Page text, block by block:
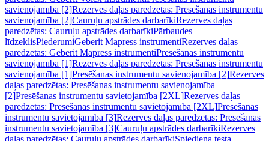
savienojamība [2]Rezerves daļas paredzētas: Presēšanas instrumentu
savienojamība [2]Cauruļu apstrādes darbarīkiRezerves daļas
paredzētas: Cauruļu apstrādes darbarīkiPārbaudes
līdzeklisPiederumiGeberit Mapress instrumentiRezerves daļas
paredzētas: Geberit Mapress instrumentiPresēšanas instrumentu
savienojamība [1]Rezerves daļas paredzētas: Presēšanas instrumentu
savienojamība [1]Presēšanas instrumentu savienojamība [2]Rezerves
daļas paredzētas: Presēšanas instrumentu savienojamība
[2]Presēšanas instrumentu savietojamība [2XL]Rezerves daļas
paredzētas: Presēšanas instrumentu savietojamība [2XL]Presēšanas
instrumentu savietojamība [3]Rezerves daļas paredzētas: Presēšanas
instrumentu savietojamība [3]Cauruļu apstrādes darbarīkiRezerves
daļas paredzētas: Cauruļu apstrādes darbarīkiSpiediena testa